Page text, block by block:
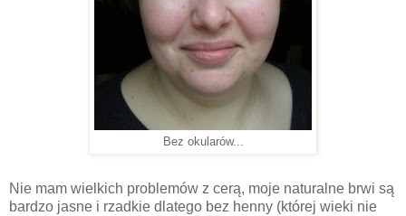
Bez okularów...
Nie mam wielkich problemów z cerą, moje naturalne brwi są
bardzo jasne i rzadkie dlatego bez henny (której wieki nie